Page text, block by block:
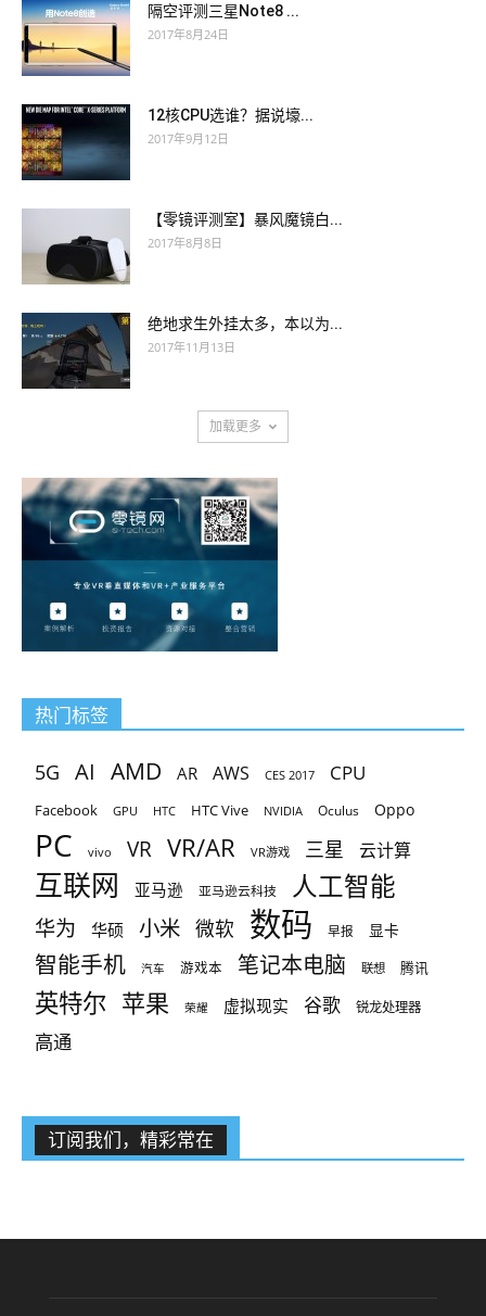
隔空评测三星Note8 ...
2017年8月24日
12核CPU选谁？据说壕...
2017年9月12日
【零镜评测室】暴风魔镜白...
2017年8月8日
绝地求生外挂太多，本以为...
2017年11月13日
加载更多
热门标签
5G AI AMD AR AWS CES 2017 CPU
Facebook GPU HTC HTC Vive NVIDIA Oculus Oppo
PC vivo VR VR/AR VR游戏 三星 云计算
互联网 亚马逊 亚马逊云科技 人工智能
华为 华硕 小米 微软 数码 早报 显卡
智能手机 汽车 游戏本 笔记本电脑 联想 腾讯
英特尔 苹果 荣耀 虚拟现实 谷歌 锐龙处理器
高通
订阅我们，精彩常在